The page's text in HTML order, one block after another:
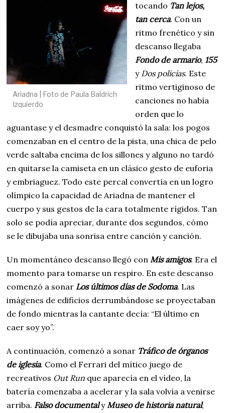
Ariadna | Foto de Paula Baldrich
Izquierdo
tocando Tan lejos,
tan cerca. Con un
ritmo frenético y sin
descanso llegaba
Fondo de armario, 155
y Dos policías. Este
ritmo vertiginoso de
canciones no había
orden que lo
aguantase y el desmadre conquistó la sala: los pogos
comenzaban en el centro de la pista, una chica de pelo
verde saltaba encima de los sillones y alguno no tardó
en quitarse la camiseta en un clásico gesto de euforia
y embriaguez. Todo este percal convertía en un logro
olímpico la capacidad de Ariadna de mantener el
cuerpo y sus gestos de la cara totalmente rígidos. Tan
solo se podía apreciar, durante dos segundos, cómo
se le dibujaba una sonrisa entre canción y canción.
Un momentáneo descanso llegó conMis amigos. Era el
momento para tomarse un respiro. En este descanso
comenzó a sonar Los últimos días de Sodoma. Las
imágenes de edificios derrumbándose se proyectaban
de fondo mientras la cantante decía: “El último en
caer soy yo”.
A continuación, comenzó a sonar Tráfico de órganos
de iglesia. Como el Ferrari del mítico juego de
recreativos Out Run que aparecía en el vídeo, la
batería comenzaba a acelerar y la sala volvía a venirse
arriba. Falso documentalyMuseo de historia natural,